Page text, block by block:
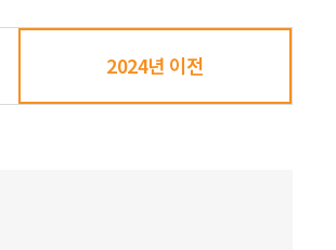
2024년 이전